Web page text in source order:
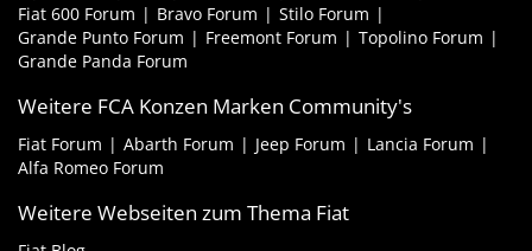
Fiat 600 Forum
Bravo Forum
Stilo Forum
Grande Punto Forum
Freemont Forum
Topolino Forum
Grande Panda Forum
Weitere FCA Konzen Marken Community's
Fiat Forum Abarth Forum Jeep Forum
Lancia Forum
Alfa Romeo Forum
Weitere Webseiten zum Thema Fiat